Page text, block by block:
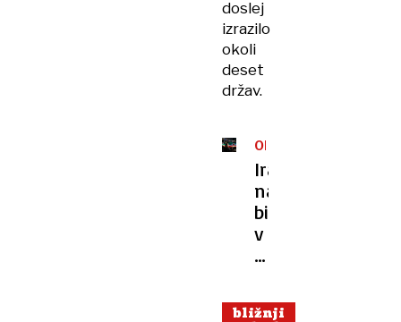
doslej
izrazilo
okoli
deset
držav.
OPOZORILO
Iran
naj
bi
v
Evropi
»agente
bližnji